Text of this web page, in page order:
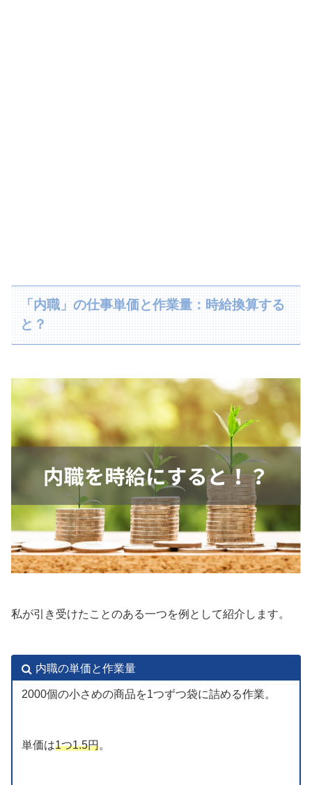
「内職」の仕事単価と作業量：時給換算する
と？
私が引き受けたことのある一つを例として紹介します。
内職の単価と作業量
2000個の小さめの商品を1つずつ袋に詰める作業。
単価は1つ1.5円。